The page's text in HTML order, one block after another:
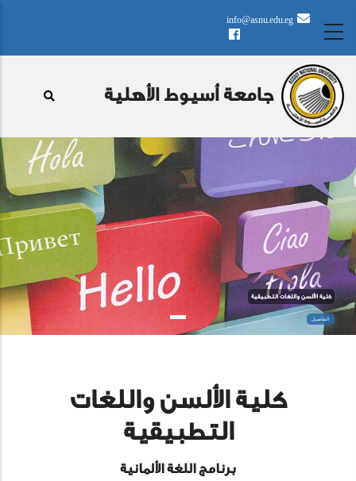
إلى
الرئيسي
info@asnu.edu.eg
جامعة أسيوط الأهلية
كلية الألسن واللغات التطبيقية
التفاصيل
كلية الألسن واللغات
التطبيقية
برنامج اللغة الألمانية